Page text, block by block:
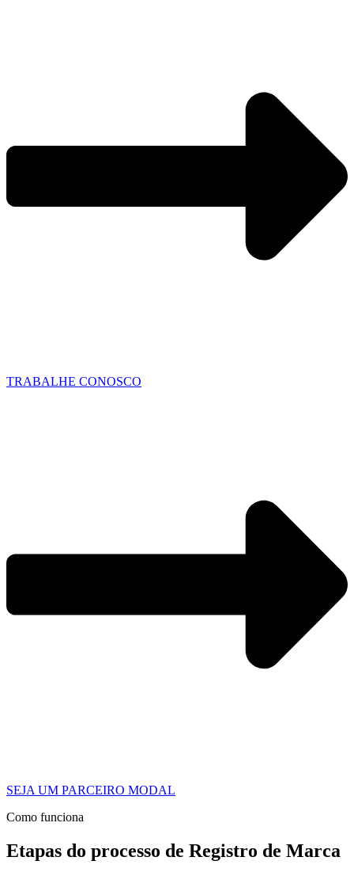
TRABALHE CONOSCO
SEJA UM PARCEIRO MODAL
Como funciona
Etapas do processo de Registro de Marca